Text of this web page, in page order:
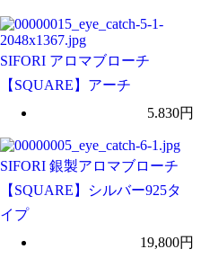
SIFORI アロマブローチ
【SQUARE】アーチ
5.830円
SIFORI 銀製アロマブローチ
【SQUARE】シルバー925タ
イプ
19,800円